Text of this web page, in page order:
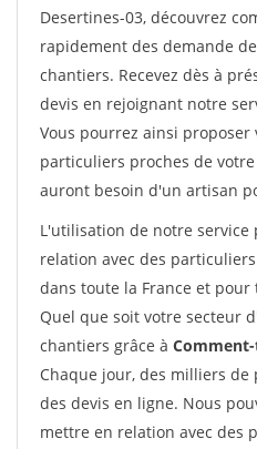
Desertines-03, découvrez
rapidement des demande
chantiers. Recevez dès à
devis en rejoignant notre
Vous pourrez ainsi proposer
particuliers proches de
auront besoin d'un artisan
L'utilisation de notre
relation avec des
dans toute la France et pour
Quel que soit votre secteur
chantiers grâce à
Chaque jour, des milliers
des devis en ligne. Nous
mettre en relation avec des